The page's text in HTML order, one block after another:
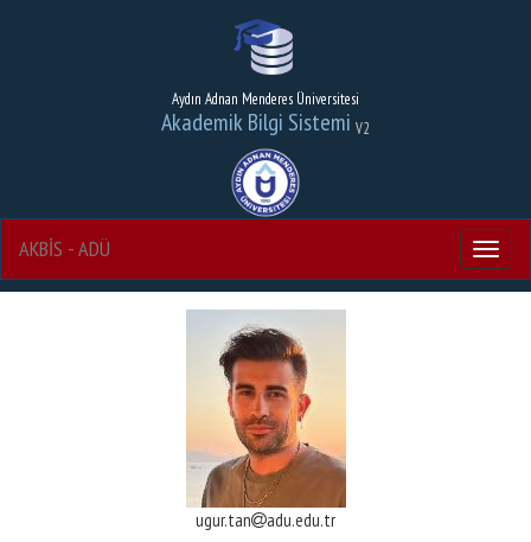
Aydın Adnan Menderes Üniversitesi
Akademik Bilgi Sistemi V2
Menu
AKBİS - ADÜ
ugur.tan adu.edu.tr